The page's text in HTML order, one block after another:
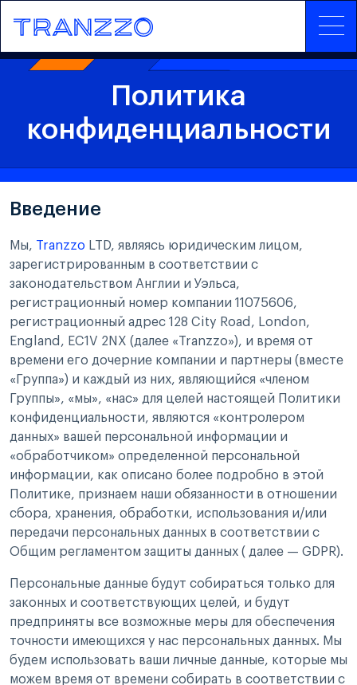
Политика
конфиденциальности
Введение
Мы, Tranzzo LTD, являясь юридическим лицом,
зарегистрированным в соответствии с
законодательством Англии и Уэльса,
регистрационный номер компании 11075606,
регистрационный адрес 128 City Road, London,
England, EC1V 2NX (далее «Tranzzo»), и время от
времени его дочерние компании и партнеры (вместе
«Группа») и каждый из них, являющийся «членом
Группы», «мы», «нас» для целей настоящей Политики
конфиденциальности, являются «контролером
данных» вашей персональной информации и
«обработчиком» определенной персональной
информации, как описано более подробно в этой
Политике, признаем наши обязанности в отношении
сбора, хранения, обработки, использования и/или
передачи персональных данных в соответствии с
Общим регламентом защиты данных ( далее — GDPR).
Персональные данные будут собираться только для
законных и соответствующих целей, и будут
предприняты все возможные меры для обеспечения
точности имеющихся у нас персональных данных. Мы
будем использовать ваши личные данные, которые мы
можем время от времени собирать в соответствии с